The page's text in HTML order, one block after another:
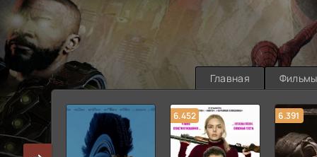
Главная Фильмы
6.452 6.391